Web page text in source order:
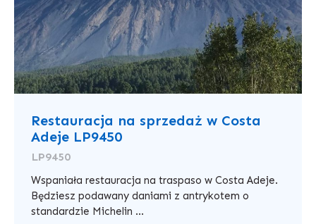
Restauracja na sprzedaż w Costa
Adeje LP9450
LP9450
Wspaniała restauracja na traspaso w Costa Adeje.
Będziesz podawany daniami z antrykotem o
standardzie Michelin ...